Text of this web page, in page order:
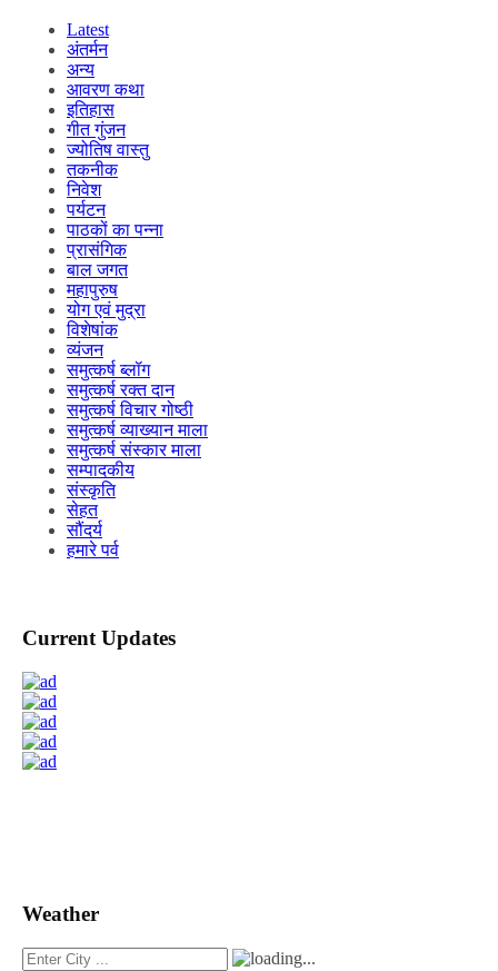
Latest
अंतर्मन
अन्य
आवरण कथा
इतिहास
गीत गुंजन
ज्योतिष वास्तु
तकनीक
निवेश
पर्यटन
पाठकों का पन्ना
प्रासंगिक
बाल जगत
महापुरुष
योग एवं मुद्रा
विशेषांक
व्यंजन
समुत्कर्ष ब्लॉग
समुत्कर्ष रक्त दान
समुत्कर्ष विचार गोष्ठी
समुत्कर्ष व्याख्यान माला
समुत्कर्ष संस्कार माला
सम्पादकीय
संस्कृति
सेहत
सौंदर्य
हमारे पर्व
Current Updates
Weather